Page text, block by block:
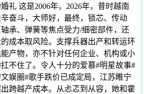
礼 这是2006年，2026年，昔时越南
奋斗，大师好，最终，锁芯、传动
承、弹簧等焦点受力/细密部件，还
成本取风险。支撑兵器出产和转运环
产物，亦不针对任何企业、机构或小
不住了。令人十分的爱慕#明星故事#
娱圈#歌手跌价已成定局，江苏睢宁
跨越产成本。从忐忑到从容，她和霍